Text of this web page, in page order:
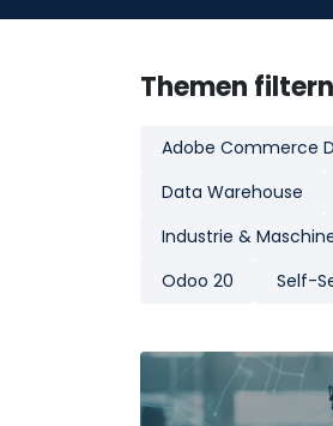
Themen filtern
Adobe Commerce
Data Warehouse
Industrie &
Odoo 20
Self-